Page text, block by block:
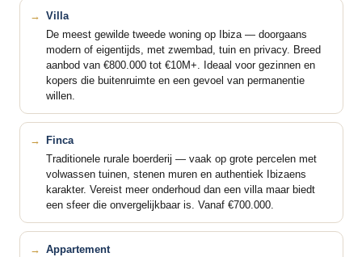
Villa
De meest gewilde tweede woning op Ibiza — doorgaans
modern of eigentijds, met zwembad, tuin en privacy. Breed
aanbod van €800.000 tot €10M+. Ideaal voor gezinnen en
kopers die buitenruimte en een gevoel van permanentie
willen.
Finca
Traditionele rurale boerderij — vaak op grote percelen met
volwassen tuinen, stenen muren en authentiek Ibizaens
karakter. Vereist meer onderhoud dan een villa maar biedt
een sfeer die onvergelijkbaar is. Vanaf €700.000.
Appartement